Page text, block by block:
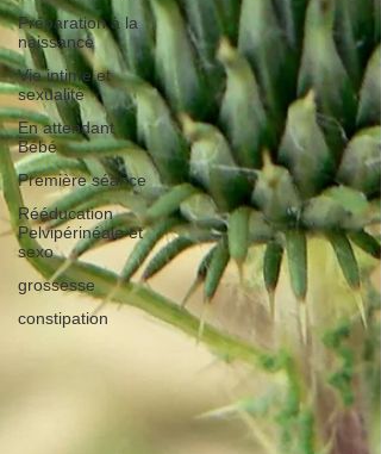
Préparation à la
naissance
Vie intime et
sexualité
En attendant
Bébé
Première séance
Rééducation
Pelvipérinéale et
sexo
grossesse
constipation